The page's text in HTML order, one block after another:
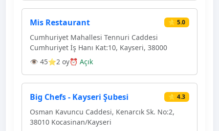
Mis Restaurant ⭐ 5.0
Cumhuriyet Mahallesi Tennuri Caddesi
Cumhuriyet İş Hanı Kat:10, Kayseri, 38000
👁 45⭐2 oy⏰ Açık
Big Chefs - Kayseri Şubesi ⭐ 4.3
Osman Kavuncu Caddesi, Kenarcık Sk. No:2,
38010 Kocasinan/Kayseri